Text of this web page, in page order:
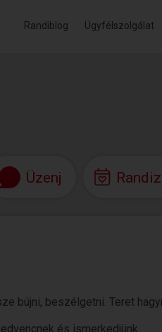
Randiblog Ügyfélszolgálat
Üzenj
bújni, beszélgetni. Teret
és ismerkedjünk.